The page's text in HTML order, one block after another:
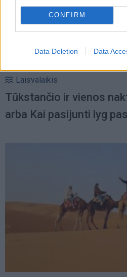
CONFIRM
Data Deletion Data
Laisvalaikis
Tūkstančio ir vienos
arba Kai pasijunti lyg